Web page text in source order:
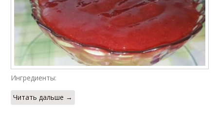
Ингредиенты:
Читать дальше →